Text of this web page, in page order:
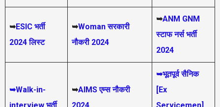
➥ESIC भर्ती
2024 लिस्ट
➥Woman सरकारी
नौकरी 2024
➥ANM GNM
स्टाफ नर्स भर्ती
2024
➥Walk-in-
➥AIMS एम्स नौकरी
➥भूतपूर्व सैनिक
[Ex